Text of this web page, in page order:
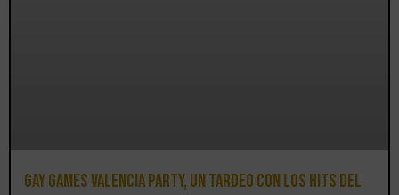
Gay Games Valencia Party, un tardeo con los hits del